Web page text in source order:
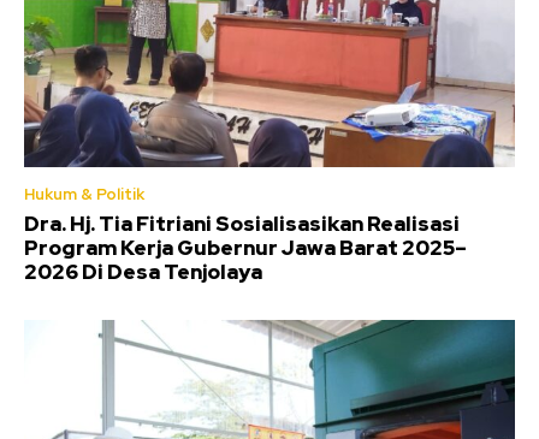
Hukum & Politik
Dra. Hj. Tia Fitriani Sosialisasikan Realisasi
Program Kerja Gubernur Jawa Barat 2025–
2026 Di Desa Tenjolaya